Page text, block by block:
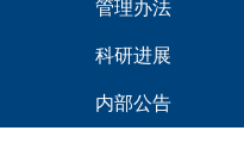
管理办法
科研进展
内部公告